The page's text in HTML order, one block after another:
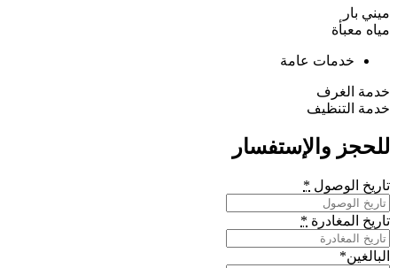
ميني بار
مياه معبأة
خدمات عامة
خدمة الغرف
خدمة التنظيف
للحجز والإستفسار
تاريخ الوصول *
تاريخ المغادرة *
البالغين*